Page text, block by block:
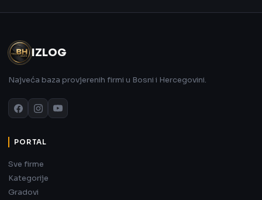
IZLOG
Najveća baza provjerenih firmi u Bosni i Hercegovini.
PORTAL
Sve firme
Kategorije
Gradovi